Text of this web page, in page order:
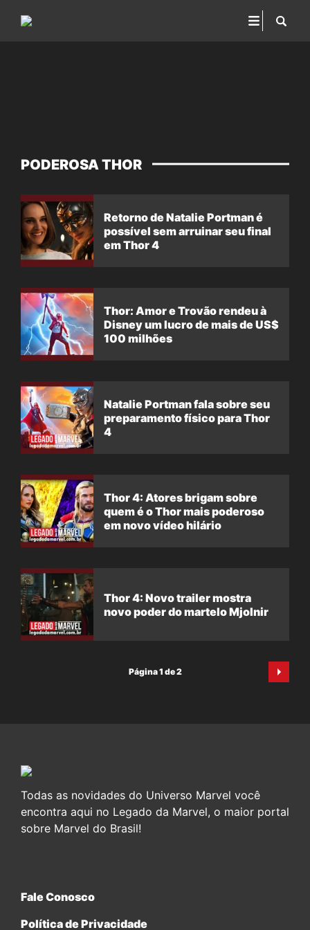
PODEROSA THOR
Retorno de Natalie Portman é
possível sem arruinar seu final
em Thor 4
Thor: Amor e Trovão rendeu à
Disney um lucro de mais de US$
100 milhões
Natalie Portman fala sobre seu
preparamento físico para Thor
4
Thor 4: Atores brigam sobre
quem é o Thor mais poderoso
em novo vídeo hilário
Thor 4: Novo trailer mostra
novo poder do martelo Mjolnir
Página 1 de 2
Todas as novidades do Universo Marvel você
encontra aqui no Legado da Marvel, o maior portal
sobre Marvel do Brasil!
Fale Conosco
Política de Privacidade